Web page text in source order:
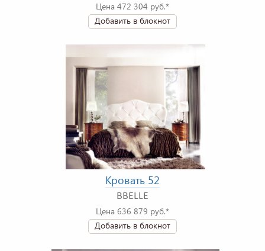
Цена 472 304 руб.*
Добавить в блокнот
Кровать 52
BBELLE
Цена 636 879 руб.*
Добавить в блокнот